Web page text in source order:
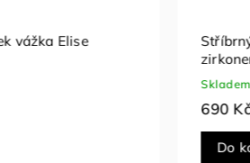
Stříbrný přívěsek kuřátko se